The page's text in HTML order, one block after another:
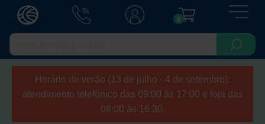
0
Horário de verão (13 de julho - 4 de setembro):
atendimento telefónico das 09:00 às 17:00 e loja das
08:00 às 16:30.